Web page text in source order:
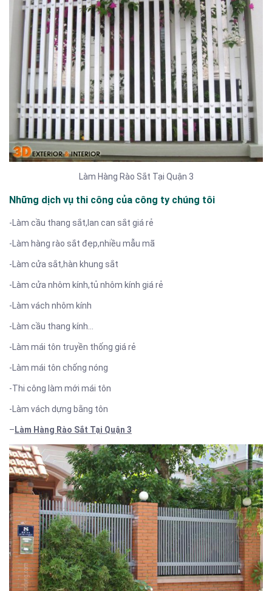
Làm Hàng Rào Sắt Tại Quận 3
Những dịch vụ thi công của công ty chúng tôi
-Làm cầu thang sắt,lan can sắt giá rẻ
-Làm hàng rào sắt đẹp,nhiều mẫu mã
-Làm cửa sắt,hàn khung sắt
-Làm cửa nhôm kính,tủ nhôm kính giá rẻ
-Làm vách nhôm kính
-Làm cầu thang kính…
-Làm mái tôn truyền thống giá rẻ
-Làm mái tôn chống nóng
-Thi công làm mới mái tôn
-Làm vách dựng bằng tôn
– Làm Hàng Rào Sắt Tại Quận 3